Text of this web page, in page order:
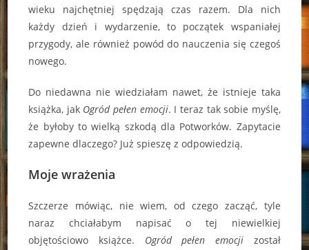
wieku najchętniej spędzają czas razem. Dla nich
każdy dzień i wydarzenie, to początek wspaniałej
przygody, ale również powód do nauczenia się czegoś
nowego.
Do niedawna nie wiedziałam nawet, że istnieje taka
książka, jak Ogród pełen emocji. I teraz tak sobie myślę,
że byłoby to wielką szkodą dla Potworków. Zapytacie
zapewne dlaczego? Już spieszę z odpowiedzią.
Moje wrażenia
Szczerze mówiąc, nie wiem, od czego zacząć, tyle
naraz chciałabym napisać o tej niewielkiej
objętościowo książce. Ogród pełen emocji został